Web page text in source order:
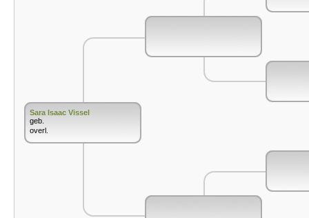
Sara Isaac Vissel
geb.
overl.